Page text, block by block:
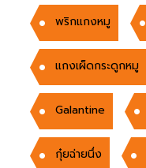
พริกแกงหมู
แกงเผ็ดกระดูกหมู
Galantine
กุ๋ยฉ่ายนึ่ง